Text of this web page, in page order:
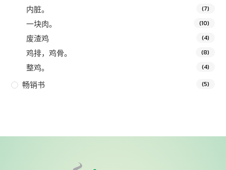
内脏。 (7)
一块肉。 (10)
废渣鸡 (4)
鸡排，鸡骨。 (8)
整鸡。 (4)
畅销书 (5)